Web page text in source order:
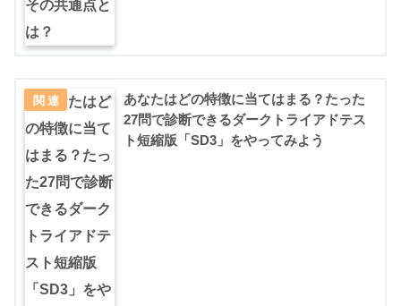
あなたはどの特徴に当てはまる？たった
27問で診断できるダークトライアドテス
ト短縮版「SD3」をやってみよう